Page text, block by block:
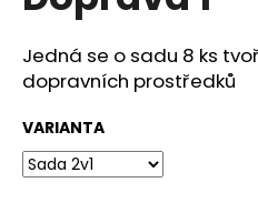
5
hvězdiček.
Jedná se o sadu 8 ks
dopravních prostředků
VARIANTA
j
í
t
?